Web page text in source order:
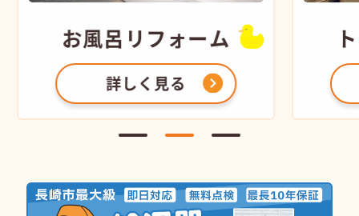
お風呂 リフォーム
詳しく見る